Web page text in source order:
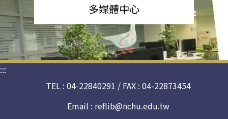
多媒體中心
:::
TEL : 04-22840291 / FAX : 04-22873454
Email : reflib@nchu.edu.tw